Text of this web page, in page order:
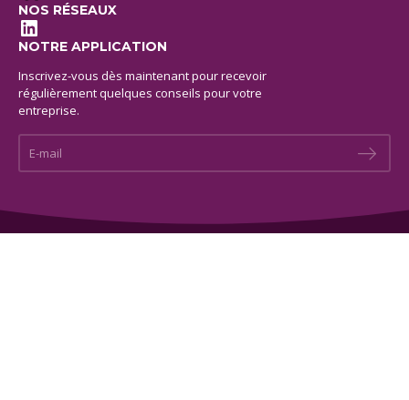
NOS RÉSEAUX
LinkedIn
NOTRE APPLICATION
Inscrivez-vous dès maintenant pour recevoir
régulièrement quelques conseils pour votre
entreprise.